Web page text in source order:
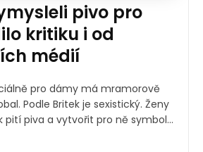
pivo pro
kritiku i od
médií
pro dámy má mramorově
Podle Britek je sexistický. Ženy
pití piva a vytvořit pro ně symbol...